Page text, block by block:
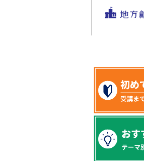
地方
新着情報
地方創生
ビデオラ
e
初めての
連携
連携・交
全国で活
地方創生
地方創生
を無料eラ
講座が200
>開講